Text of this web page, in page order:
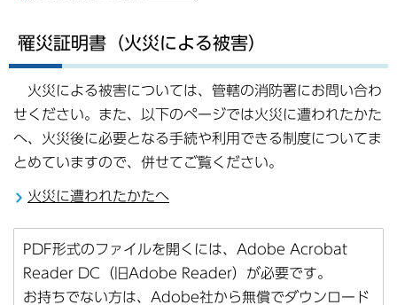
罹災証明書（火災による被害）
火災による被害については、管轄の消防署にお問い合わ
せください。また、以下のページでは火災に遭われたかた
へ、火災後に必要となる手続や利用できる制度についてま
とめていますので、併せてご覧ください。
火災に遭われたかたへ
PDF形式のファイルを開くには、Adobe Acrobat
Reader DC（旧Adobe Reader）が必要です。
お持ちでない方は、Adobe社から無償でダウンロード